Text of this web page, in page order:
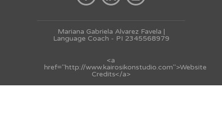
Mariana Gabriela Alvarez Favela |
Language Coach - PI 2345568979
<a
href="http://www.kairosikonstudio.com">Website
Credits</a>